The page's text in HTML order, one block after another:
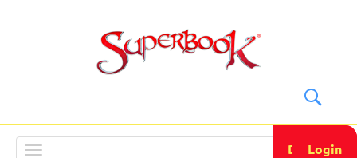
DONATE
Login